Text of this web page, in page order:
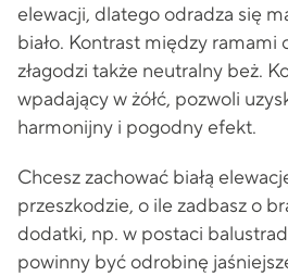
elewacji, dlatego odradza się
biało. Kontrast między ramami
złagodzi także neutralny beż.
wpadający w żółć, pozwoli
harmonijny i pogodny efekt.
Chcesz zachować białą
przeszkodzie, o ile zadbasz o
dodatki, np. w postaci
powinny być odrobinę